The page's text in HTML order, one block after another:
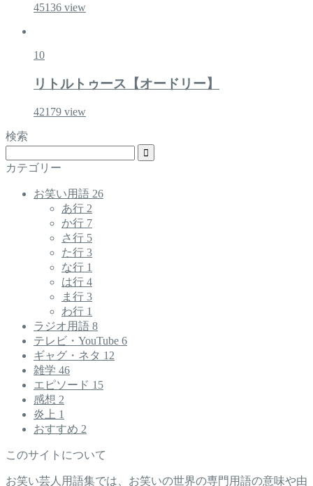
45136 view
10
リトルトゥース【オードリー】
42179 view
検索
カテゴリー
お笑い用語 26
あ行 2
か行 7
さ行 5
た行 3
な行 1
は行 4
ま行 3
わ行 1
ラジオ用語 8
テレビ・YouTube 6
ギャグ・ネタ 12
雑学 46
エピソード 15
感想 2
炎上 1
おすすめ 2
このサイトについて
お笑い芸人用語集では、お笑いの世界の専門用語の意味や由